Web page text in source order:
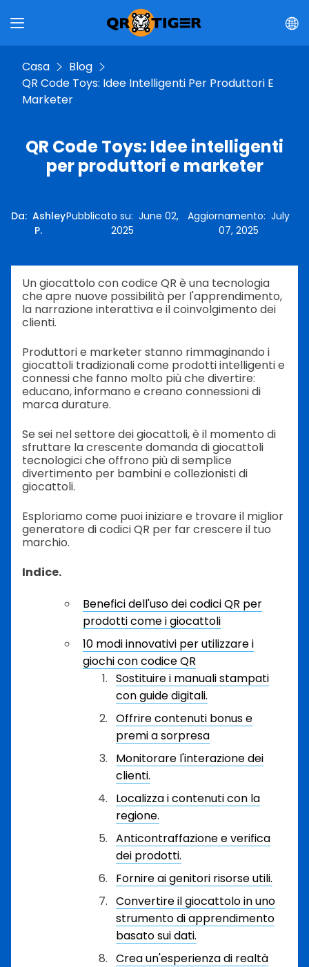
Casa
Blog
QR Code Toys: Idee Intelligenti Per Produttori E
Marketer
QR Code Toys: Idee intelligenti
per produttori e marketer
Da: Ashley
P.
Pubblicato su: June 02,
2025
Aggiornamento: July
07, 2025
Un giocattolo con codice QR è una tecnologia
che apre nuove possibilità per l'apprendimento,
la narrazione interattiva e il coinvolgimento dei
clienti.
Produttori e marketer stanno rimmaginando i
giocattoli tradizionali come prodotti intelligenti e
connessi che fanno molto più che divertire:
educano, informano e creano connessioni di
marca durature.
Se sei nel settore dei giocattoli, è il momento di
sfruttare la crescente domanda di giocattoli
tecnologici che offrono più di semplice
divertimento per bambini e collezionisti di
giocattoli.
Esploriamo come puoi iniziare e trovare il miglior
generatore di codici QR per far crescere il tuo
marchio.
Indice.
Benefici dell'uso dei codici QR per
prodotti come i giocattoli
10 modi innovativi per utilizzare i
giochi con codice QR
Sostituire i manuali stampati
con guide digitali.
Offrire contenuti bonus e
premi a sorpresa
Monitorare l'interazione dei
clienti.
Localizza i contenuti con la
regione.
Anticontraffazione e verifica
dei prodotti.
Fornire ai genitori risorse utili.
Convertire il giocattolo in uno
strumento di apprendimento
basato sui dati.
Crea un'esperienza di realtà